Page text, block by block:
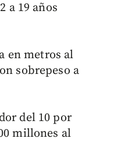
a 19 años
en metros al
sobrepeso a
del 10 por
millones al